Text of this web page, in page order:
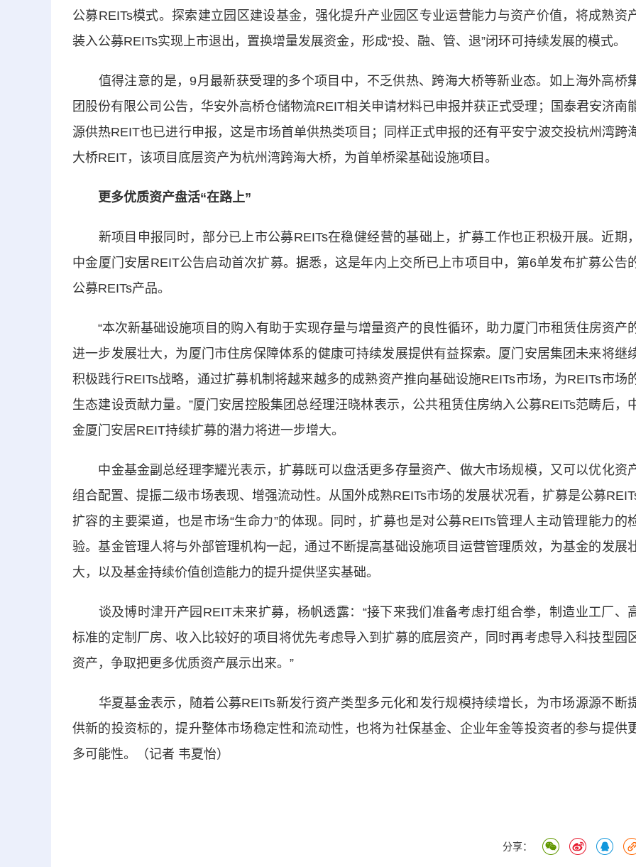
公募REITs模式。探索建立园区建设基金，强化提升产业园区专业运营能力与资产价值，将成熟资
装入公募REITs实现上市退出，置换增量发展资金，形成“投、融、管、退”闭环可持续发展的模式。
值得注意的是，9月最新获受理的多个项目中，不乏供热、跨海大桥等新业态。如上海外高桥
团股份有限公司公告，华安外高桥仓储物流REIT相关申请材料已申报并获正式受理；国泰君安济南
源供热REIT也已进行申报，这是市场首单供热类项目；同样正式申报的还有平安宁波交投杭州湾跨
大桥REIT，该项目底层资产为杭州湾跨海大桥，为首单桥梁基础设施项目。
更多优质资产盘活“在路上”
新项目申报同时，部分已上市公募REITs在稳健经营的基础上，扩募工作也正积极开展。近期，
中金厦门安居REIT公告启动首次扩募。据悉，这是年内上交所已上市项目中，第6单发布扩募公告
公募REITs产品。
“本次新基础设施项目的购入有助于实现存量与增量资产的良性循环，助力厦门市租赁住房资产
进一步发展壮大，为厦门市住房保障体系的健康可持续发展提供有益探索。厦门安居集团未来将继
积极践行REITs战略，通过扩募机制将越来越多的成熟资产推向基础设施REITs市场，为REITs市场
生态建设贡献力量。”厦门安居控股集团总经理汪晓林表示，公共租赁住房纳入公募REITs范畴后，
金厦门安居REIT持续扩募的潜力将进一步增大。
中金基金副总经理李耀光表示，扩募既可以盘活更多存量资产、做大市场规模，又可以优化资
组合配置、提振二级市场表现、增强流动性。从国外成熟REITs市场的发展状况看，扩募是公募
扩容的主要渠道，也是市场“生命力”的体现。同时，扩募也是对公募REITs管理人主动管理能力的
验。基金管理人将与外部管理机构一起，通过不断提高基础设施项目运营管理质效，为基金的发展
大，以及基金持续价值创造能力的提升提供坚实基础。
谈及博时津开产园REIT未来扩募，杨帆透露：“接下来我们准备考虑打组合拳，制造业工厂、
标准的定制厂房、收入比较好的项目将优先考虑导入到扩募的底层资产，同时再考虑导入科技型园
资产，争取把更多优质资产展示出来。”
华夏基金表示，随着公募REITs新发行资产类型多元化和发行规模持续增长，为市场源源不断
供新的投资标的，提升整体市场稳定性和流动性，也将为社保基金、企业年金等投资者的参与提供
多可能性。（记者 韦夏怡）
分享：